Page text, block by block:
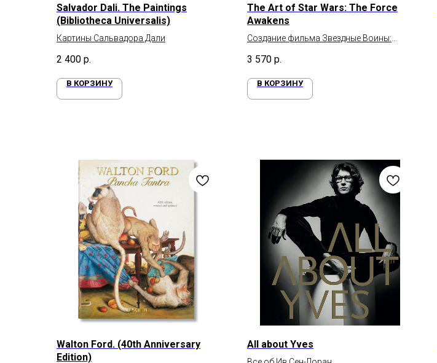
Salvador Dali. The Paintings
(Bibliotheca Universalis)
Картины Сальвадора Дали
2 400 р.
В КОРЗИНУ
The Art of Star Wars: The Force
Awakens
Создание фильма Звездные Воины:
3 570 р.
В КОРЗИНУ
Walton Ford. (40th Anniversary
Edition)
All about Yves